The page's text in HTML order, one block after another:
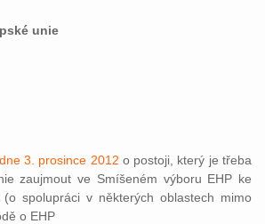
unie
3. prosince 2012 o postoji, který je třeba
zaujmout ve Smíšeném výboru EHP ke
spolupráci v některých oblastech mimo
o EHP